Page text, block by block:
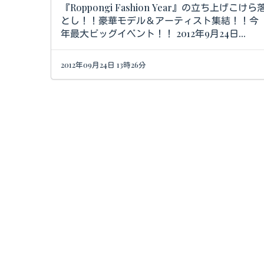
『Roppongi Fashion Year』の立ち上げこけら
とし！！豪華モデル＆アーティスト集結！！今
年最大ビッグイベント！！ 2012年9月24日...
2012年09月24日 13時26分